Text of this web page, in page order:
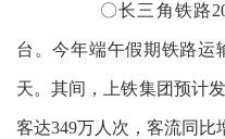
〇长三角铁路
台。今年端午假期铁路运
天。其间，上铁集团预计
客达349万人次，客流同比